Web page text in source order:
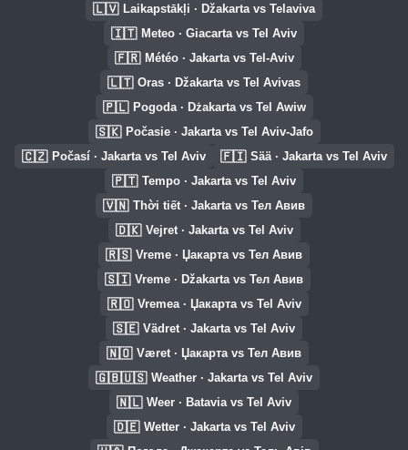
🇱🇻 Laikapstākļi · Džakarta vs Telaviva
🇮🇹 Meteo · Giacarta vs Tel Aviv
🇫🇷 Météo · Jakarta vs Tel-Aviv
🇱🇹 Oras · Džakarta vs Tel Avivas
🇵🇱 Pogoda · Dżakarta vs Tel Awiw
🇸🇰 Počasie · Jakarta vs Tel Aviv-Jafo
🇨🇿 Počasí · Jakarta vs Tel Aviv 🇫🇮 Sää · Jakarta vs Tel Aviv
🇵🇹 Tempo · Jakarta vs Tel Aviv
🇻🇳 Thời tiết · Jakarta vs Тел Авив
🇩🇰 Vejret · Jakarta vs Tel Aviv
🇷🇸 Vreme · Џакарта vs Тел Авив
🇸🇮 Vreme · Džakarta vs Тел Авив
🇷🇴 Vremea · Џакарта vs Tel Aviv
🇸🇪 Vädret · Jakarta vs Tel Aviv
🇳🇴 Været · Џакарта vs Тел Авив
🇬🇧🇺🇸 Weather · Jakarta vs Tel Aviv
🇳🇱 Weer · Batavia vs Tel Aviv
🇩🇪 Wetter · Jakarta vs Tel Aviv